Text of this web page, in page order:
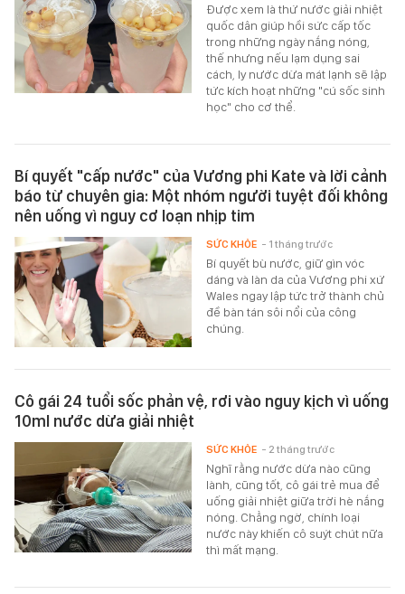
Được xem là thứ nước giải nhiệt
quốc dân giúp hồi sức cấp tốc
trong những ngày nắng nóng,
thế nhưng nếu lạm dụng sai
cách, ly nước dừa mát lạnh sẽ lập
tức kích hoạt những "cú sốc sinh
học" cho cơ thể.
Bí quyết "cấp nước" của Vương phi Kate và lời cảnh
báo từ chuyên gia: Một nhóm người tuyệt đối không
nên uống vì nguy cơ loạn nhịp tim
Bí quyết bù nước, giữ gìn vóc
dáng và làn da của Vương phi xứ
Wales ngay lập tức trở thành chủ
đề bàn tán sôi nổi của công
chúng.
SỨC KHỎE - 1 tháng trước
Cô gái 24 tuổi sốc phản vệ, rơi vào nguy kịch vì uống
10ml nước dừa giải nhiệt
Nghĩ rằng nước dừa nào cũng
lành, cũng tốt, cô gái trẻ mua để
uống giải nhiệt giữa trời hè nắng
nóng. Chẳng ngờ, chính loại
nước này khiến cô suýt chút nữa
thì mất mạng.
SỨC KHỎE - 2 tháng trước